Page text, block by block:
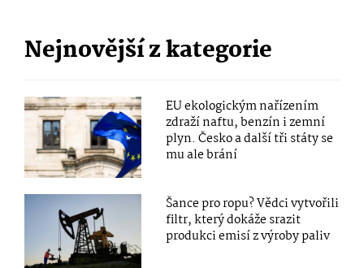
Nejnovější z kategorie
EU ekologickým nařízením
zdraží naftu, benzín i zemní
plyn. Česko a další tři státy se
mu ale brání
Šance pro ropu? Vědci vytvořili
filtr, který dokáže srazit
produkci emisí z výroby paliv